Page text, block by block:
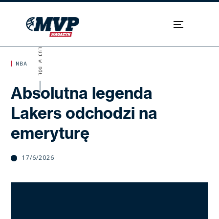
NBA
Absolutna legenda
Lakers odchodzi na
emeryturę
17/6/2026
SKROLUJ W DÓŁ